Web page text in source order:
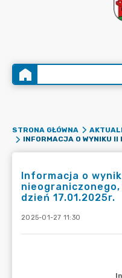
STRONA GŁÓWNA
Informacja o
dzień 17.01.2025r.
2025-01-27 11:30